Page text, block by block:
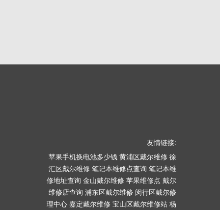
友情链接:
苹果手机换电池多少钱 黄浦区戴尔维修 徐
汇区戴尔维修 笔记本维修点查询 笔记本维
修地址查询 金山戴尔维修 苹果维修点 戴尔
维修店查询 浦东区戴尔维修 闵行区戴尔修
理中心 嘉定戴尔维修 宝山区戴尔维修站 杨